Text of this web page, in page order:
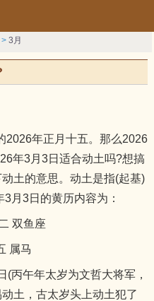
>3月
年正月十五。那么2026
年3月3日适合动土吗?想搞
土的意思。动土是指(起基)
月3日的黄历内容为：
双鱼座
属马
(丙午年太岁为文哲大将军，
土，古太岁头上动土犯了